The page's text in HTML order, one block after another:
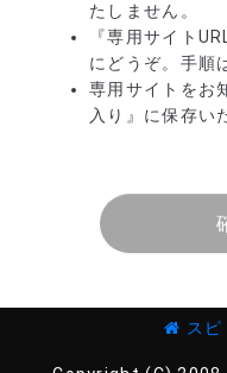
たしません。
『専用サイト
にどうぞ。手順
専用サイトをお
入り』に保存い
ス